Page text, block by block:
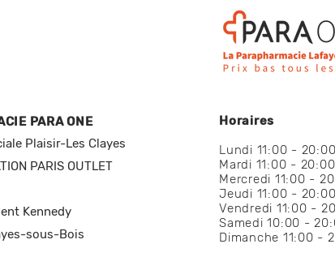
PARA ONE
Plaisir-Les Clayes
PARIS OUTLET
Kennedy
sous-Bois
Horaires
Lundi 11:00 - 20:00
Mardi 11:00 - 20:00
Mercredi 11:00 -
Jeudi 11:00 - 20:00
Vendredi 11:00 -
Samedi 10:00 -
Dimanche 11:00 -